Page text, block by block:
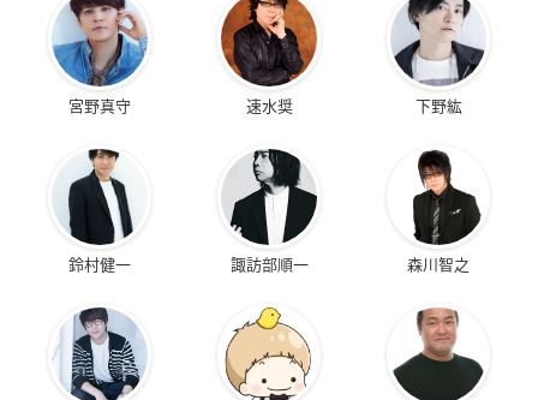
宮野真守 速水奨 下野紘
鈴村健一 諏訪部順一 森川智之